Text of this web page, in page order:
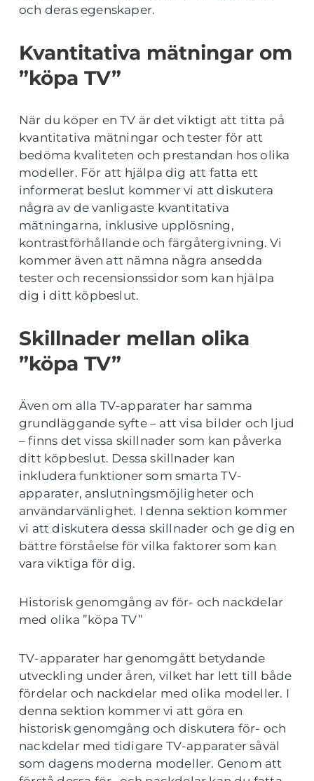
och deras egenskaper.
Kvantitativa mätningar om
”köpa TV”
När du köper en TV är det viktigt att titta på
kvantitativa mätningar och tester för att
bedöma kvaliteten och prestandan hos olika
modeller. För att hjälpa dig att fatta ett
informerat beslut kommer vi att diskutera
några av de vanligaste kvantitativa
mätningarna, inklusive upplösning,
kontrastförhållande och färgåtergivning. Vi
kommer även att nämna några ansedda
tester och recensionssidor som kan hjälpa
dig i ditt köpbeslut.
Skillnader mellan olika
”köpa TV”
Även om alla TV-apparater har samma
grundläggande syfte – att visa bilder och ljud
– finns det vissa skillnader som kan påverka
ditt köpbeslut. Dessa skillnader kan
inkludera funktioner som smarta TV-
apparater, anslutningsmöjligheter och
användarvänlighet. I denna sektion kommer
vi att diskutera dessa skillnader och ge dig en
bättre förståelse för vilka faktorer som kan
vara viktiga för dig.
Historisk genomgång av för- och nackdelar
med olika ”köpa TV”
TV-apparater har genomgått betydande
utveckling under åren, vilket har lett till både
fördelar och nackdelar med olika modeller. I
denna sektion kommer vi att göra en
historisk genomgång och diskutera för- och
nackdelar med tidigare TV-apparater såväl
som dagens moderna modeller. Genom att